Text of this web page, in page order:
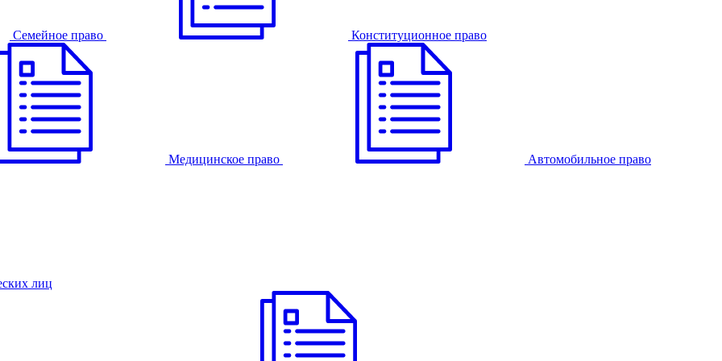
Семейное право Конституционное право
Медицинское право Автомобильное право
лиц